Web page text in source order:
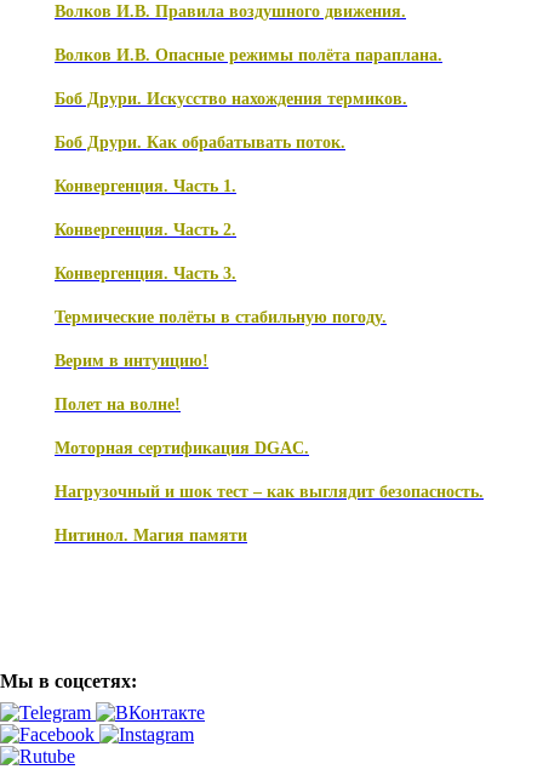
Волков И.В. Правила воздушного движения.
Волков И.В. Опасные режимы полёта параплана.
Боб Друри. Искусство нахождения термиков.
Боб Друри. Как обрабатывать поток.
Конвергенция. Часть 1.
Конвергенция. Часть 2.
Конвергенция. Часть 3.
Термические полёты в стабильную погоду.
Верим в интуицию!
Полет на волне!
Моторная сертификация DGAC.
Нагрузочный и шок тест – как выглядит безопасность.
Нитинол. Магия памяти
Мы в соцсетях: